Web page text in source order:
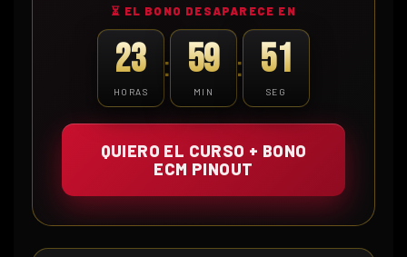
⏳ EL BONO DESAPARECE EN
23
HORAS
: 59
MIN
: 49
SEG
QUIERO EL CURSO + BONO
ECM PINOUT